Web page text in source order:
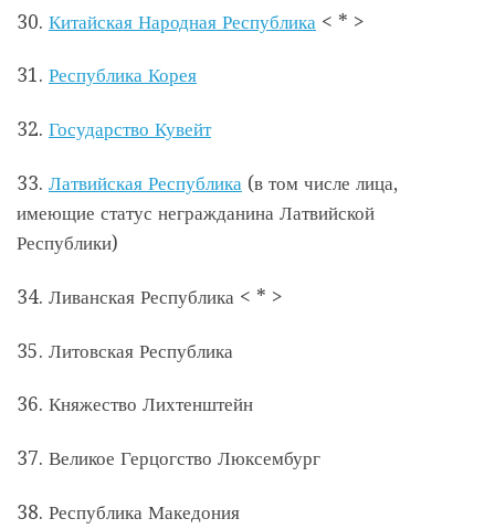
30. Китайская Народная Республика < * >
31. Республика Корея
32. Государство Кувейт
33. Латвийская Республика (в том числе лица,
имеющие статус негражданина Латвийской
Республики)
34. Ливанская Республика < * >
35. Литовская Республика
36. Княжество Лихтенштейн
37. Великое Герцогство Люксембург
38. Республика Македония